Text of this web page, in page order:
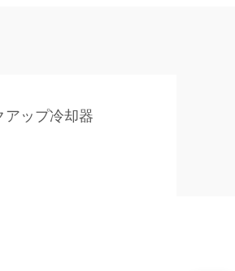
アップ冷却器